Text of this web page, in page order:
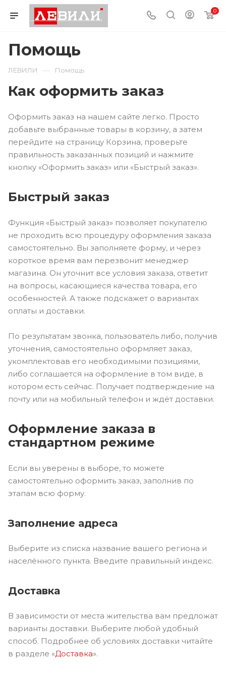
0
Помощь
ЛЕВИЛИ — Помощь
Как оформить заказ
Оформить заказ на нашем сайте легко. Просто
добавьте выбранные товары в корзину, а затем
перейдите на страницу Корзина, проверьте
правильность заказанных позиций и нажмите
кнопку «Оформить заказ» или «Быстрый заказ».
Быстрый заказ
Функция «Быстрый заказ» позволяет покупателю
не проходить всю процедуру оформления заказа
самостоятельно. Вы заполняете форму, и через
короткое время вам перезвонит менеджер
магазина. Он уточнит все условия заказа, ответит
на вопросы, касающиеся качества товара, его
особенностей. А также подскажет о вариантах
оплаты и доставки.
По результатам звонка, пользователь либо, получив
уточнения, самостоятельно оформляет заказ,
укомплектовав его необходимыми позициями,
либо соглашается на оформление в том виде, в
котором есть сейчас. Получает подтверждение на
почту или на мобильный телефон и ждёт доставки.
Оформление заказа в
стандартном режиме
Если вы уверены в выборе, то можете
самостоятельно оформить заказ, заполнив по
этапам всю форму.
Заполнение адреса
Выберите из списка название вашего региона и
населённого пункта. Введите правильный индекс.
Доставка
В зависимости от места жительства вам предложат
варианты доставки. Выберите любой удобный
способ. Подробнее об условиях доставки читайте
в разделе «Доставка».